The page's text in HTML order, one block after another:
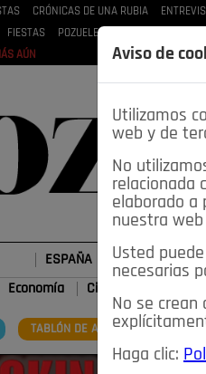
CRÓNICAS DE UNA RUBIA
FIESTAS POZUELEROS
AÚN
ESPAÑA DEPORTES
Economía Ciencia&Tecnología
TABLÓN DE ANUNCIOS MIS
Aviso de
Utilizamos
web y de
No
relacionada
elaborado a
nuestra
Usted
necesarias
No se crean
Haga clic: